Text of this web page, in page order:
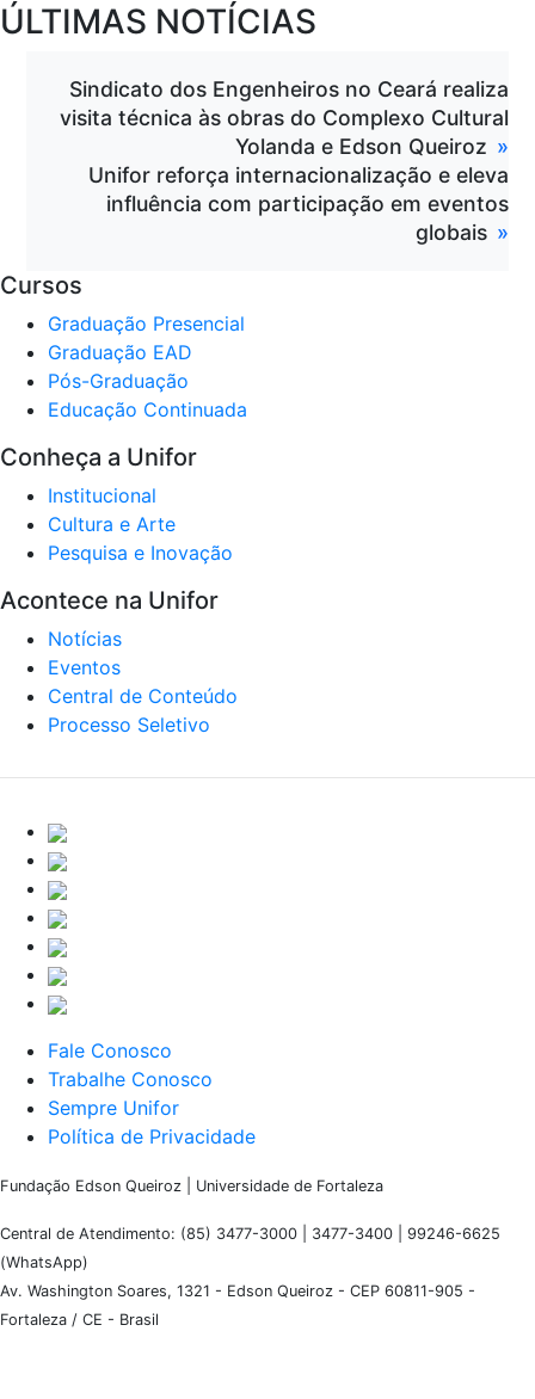
ÚLTIMAS NOTÍCIAS
Sindicato dos Engenheiros no Ceará realiza
visita técnica às obras do Complexo Cultural
Yolanda e Edson Queiroz
Unifor reforça internacionalização e eleva
influência com participação em eventos
globais
Cursos
Graduação Presencial
Graduação EAD
Pós-Graduação
Educação Continuada
Conheça a Unifor
Institucional
Cultura e Arte
Pesquisa e Inovação
Acontece na Unifor
Notícias
Eventos
Central de Conteúdo
Processo Seletivo
Fale Conosco
Trabalhe Conosco
Sempre Unifor
Política de Privacidade
Fundação Edson Queiroz | Universidade de Fortaleza
Central de Atendimento: (85) 3477-3000 | 3477-3400 | 99246-6625
(WhatsApp)
Av. Washington Soares, 1321 - Edson Queiroz - CEP 60811-905 -
Fortaleza / CE - Brasil